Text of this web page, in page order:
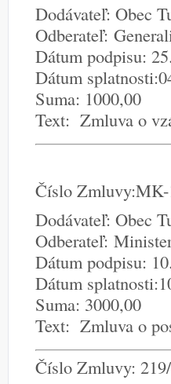
Dodávateľ: Obec
Odberateľ:
Dátum podpisu:
Dátum
Suma: 1000,00
Text: Zmluva o
Číslo Zmluvy:MK-
Dodávateľ: Obec
Odberateľ:
Dátum podpisu:
Dátum
Suma: 3000,00
Text: Zmluva o
Číslo Zmluvy: